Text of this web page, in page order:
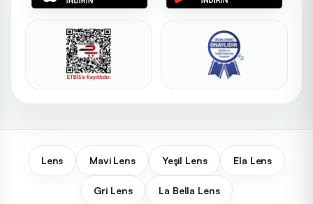
Lens Mavi Lens Yeşil Lens Ela Lens
Gri Lens La Bella Lens